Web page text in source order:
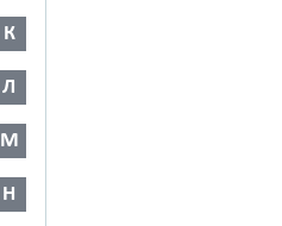
К
Л
М
Н